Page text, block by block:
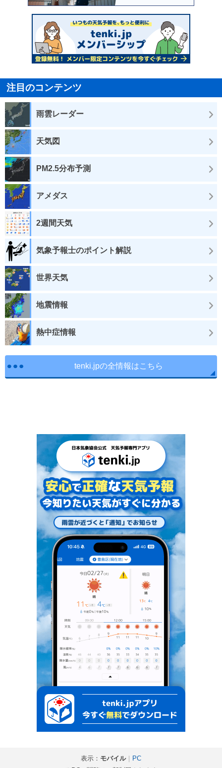
注目のコンテンツ
雨雲レーダー
天気図
PM2.5分布予測
アメダス
2週間天気
気象予報士のポイント解説
世界天気
地震情報
熱中症情報
tenki.jpの全情報はこちら
表示： モバイル｜
PC